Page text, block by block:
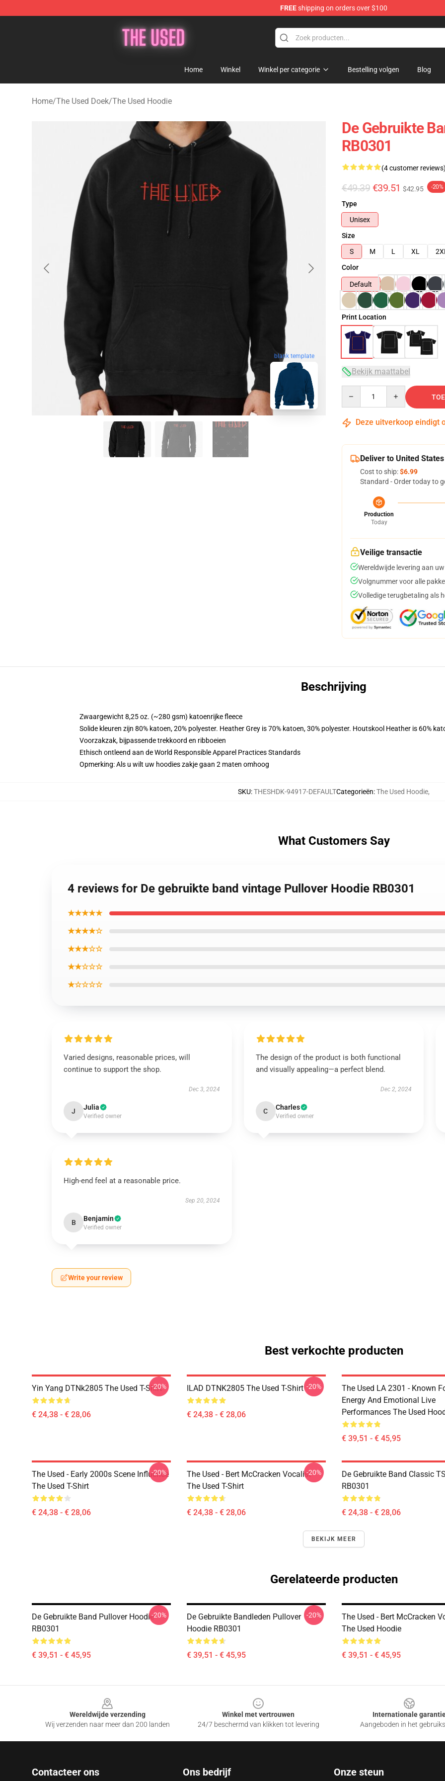
FREEshipping on orders over $100
Home Winkel Winkel per categorie Bestelling volgen Blog
Home/The Used Doek/The Used Hoodie
blank template
De Gebruikte
RB0301
(4 customer reviews)
€49.39 €39.51 $42.95 -20%
Type
Unisex
Size
S
M L XL 2XL
Color
Default
Print Location
Bekijk maattabel
Deze uitverkoop eindigt
Deliver to United States
Cost to ship:$6.99
Standard - Order today to
Production
Today
Veilige transactie
Wereldwijde levering aan
Volgnummer voor alle
Volledige terugbetaling als
Beschrijving
Zwaargewicht 8,25 oz. (~280 gsm) katoenrijke fleece
Solide kleuren zijn 80% katoen, 20% polyester. Heather Grey is 70% katoen, 30% polyester. Houtskool Heather is 60%
Voorzakzak, bijpassende trekkoord en ribboeien
Ethisch ontleend aan de World Responsible Apparel Practices Standards
Opmerking: Als u wilt uw hoodies zakje gaan 2 maten omhoog
SKU:THESHDK-94917-DEFAULTCategorieën:The Used Hoodie,
What Customers Say
4 reviews for De gebruikte band vintage Pullover Hoodie RB0301
★★★★★
★★★★☆
★★★☆☆
★★☆☆☆
★☆☆☆☆
Varied designs, reasonable prices, will
continue to support the shop.
Dec 3, 2024
J Julia
Verified owner
The design of the product is both functional
and visually appealing—a perfect blend.
Dec 2, 2024
C Charles
Verified owner
High-end feel at a reasonable price.
Sep 20, 2024
B Benjamin
Verified owner
Write your review
Best verkochte producten
Yin Yang DTNk2805 The Used T-Shirt
€ 24,38 - € 28,06
-20% ILAD DTNK2805 The Used T-Shirt
€ 24,38 - € 28,06
-20%
The Used LA 2301 - Known
Energy And Emotional Live
Performances The Used
€ 39,51 - € 45,95
The Used - Early 2000s Scene Influence
The Used T-Shirt
€ 24,38 - € 28,06
-20%
The Used - Bert McCracken Vocalist
The Used T-Shirt
€ 24,38 - € 28,06
-20%
De Gebruikte Band Classic
RB0301
€ 24,38 - € 28,06
BEKIJK MEER
Gerelateerde producten
De Gebruikte Band Pullover Hoodie
RB0301
€ 39,51 - € 45,95
-20%
De Gebruikte Bandleden Pullover
Hoodie RB0301
€ 39,51 - € 45,95
-20%
The Used - Bert McCracken
The Used Hoodie
€ 39,51 - € 45,95
Wereldwijde verzending
Wij verzenden naar meer dan 200 landen
Winkel met vertrouwen
24/7 beschermd van klikken tot levering
Internationale
Aangeboden in het
Contacteer ons Ons bedrijf Onze steun